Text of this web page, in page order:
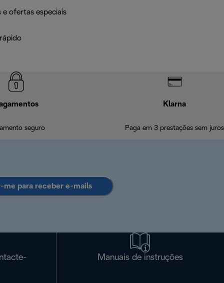
ofertas especiais
seguro
Klarna
Paga em 3 prestações sem juros
me para receber e-mails
Manuais de instruções